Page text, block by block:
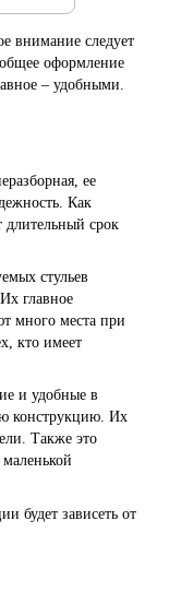
внимание следует
оформление
– удобными.
ее
Как
длительный срок
стульев
главное
много места при
кто имеет
и удобные в
конструкцию. Их
Также это
будет зависеть от